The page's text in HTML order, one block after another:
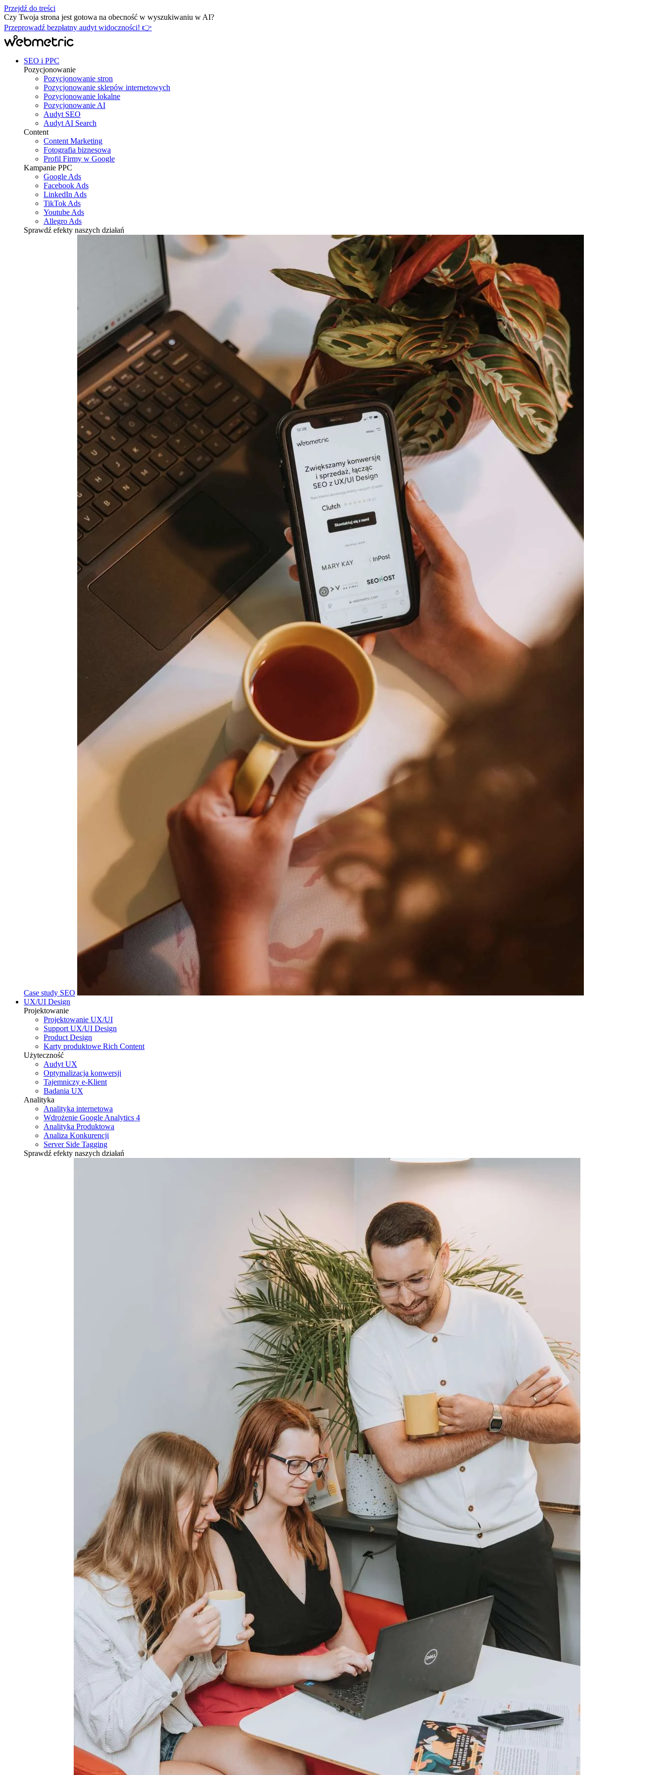
Przejdź do treści
Czy Twoja strona jest gotowa na obecność w wyszukiwaniu w AI?
Przeprowadź bezpłatny audyt widoczności! 👉
SEO i PPC
Pozycjonowanie
Pozycjonowanie stron
Pozycjonowanie sklepów internetowych
Pozycjonowanie lokalne
Pozycjonowanie AI
Audyt SEO
Audyt AI Search
Content
Content Marketing
Fotografia biznesowa
Profil Firmy w Google
Kampanie PPC
Google Ads
Facebook Ads
LinkedIn Ads
TikTok Ads
Youtube Ads
Allegro Ads
Sprawdź efekty naszych działań
Case study SEO
UX/UI Design
Projektowanie
Projektowanie UX/UI
Support UX/UI Design
Product Design
Karty produktowe Rich Content
Użyteczność
Audyt UX
Optymalizacja konwersji
Tajemniczy e-Klient
Badania UX
Analityka
Analityka internetowa
Wdrożenie Google Analytics 4
Analityka Produktowa
Analiza Konkurencji
Server Side Tagging
Sprawdź efekty naszych działań